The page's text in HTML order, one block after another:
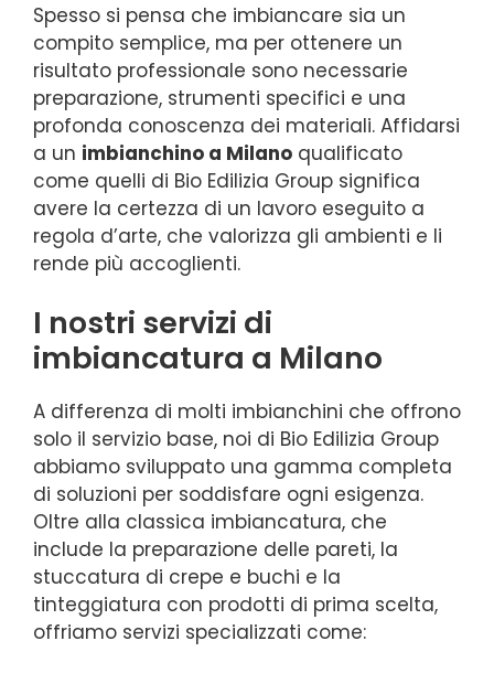
Spesso si pensa che imbiancare sia un
compito semplice, ma per ottenere un
risultato professionale sono necessarie
preparazione, strumenti specifici e una
profonda conoscenza dei materiali. Affidarsi
a un imbianchino a Milano qualificato
come quelli di Bio Edilizia Group significa
avere la certezza di un lavoro eseguito a
regola d’arte, che valorizza gli ambienti e li
rende più accoglienti.
I nostri servizi di
imbiancatura a Milano
A differenza di molti imbianchini che offrono
solo il servizio base, noi di Bio Edilizia Group
abbiamo sviluppato una gamma completa
di soluzioni per soddisfare ogni esigenza.
Oltre alla classica imbiancatura, che
include la preparazione delle pareti, la
stuccatura di crepe e buchi e la
tinteggiatura con prodotti di prima scelta,
offriamo servizi specializzati come: